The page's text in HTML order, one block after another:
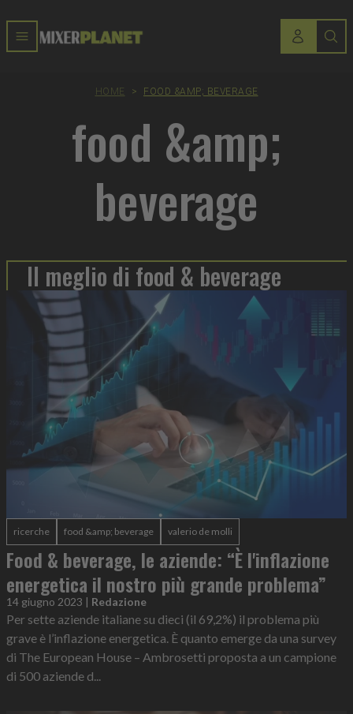
HOME > FOOD &AMP; BEVERAGE
food &amp;
beverage
Il meglio di food & beverage
ricerche food &amp; beverage valerio de molli
Food & beverage, le aziende: “È l'inflazione
energetica il nostro più grande problema”
14 giugno 2023 | Redazione
Per sette aziende italiane su dieci (il 69,2%) il problema più
grave è l’inflazione energetica. È quanto emerge da una survey
di The European House – Ambrosetti proposta a un campione
di 500 aziende d...